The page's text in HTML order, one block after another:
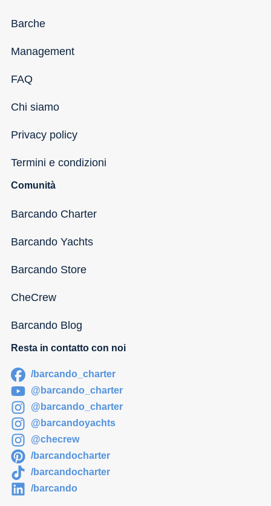
Barche
Management
FAQ
Chi siamo
Privacy policy
Termini e condizioni
Comunità
Barcando Charter
Barcando Yachts
Barcando Store
CheCrew
Barcando Blog
Resta in contatto con noi
/barcando_charter
@barcando_charter
@barcando_charter
@barcandoyachts
@checrew
/barcandocharter
/barcandocharter
/barcando